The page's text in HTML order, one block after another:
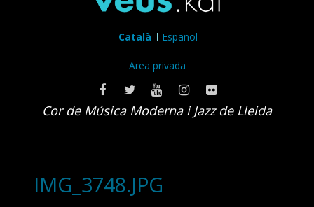
Català Español
Area privada
Cor de Música Moderna i Jazz de Lleida
IMG_3748.JPG